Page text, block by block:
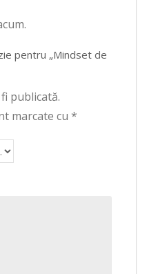
pentru „Mindset de
publicată.
marcate cu *